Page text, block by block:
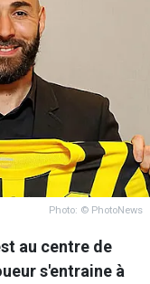
Photo: © PhotoNews
au centre de
s'entraine à